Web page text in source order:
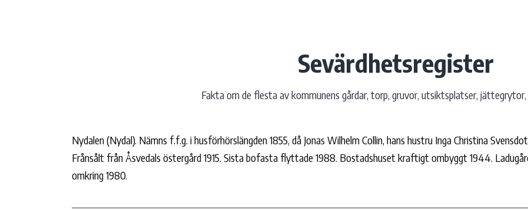
Sevärdhetsregister
Fakta om de flesta av kommunens gårdar, torp, gruvor, utsiktsplatser,
Nydalen (Nydal). Nämns f.f.g. i husförhörslängden 1855, då Jonas Wilhelm Collin, hans hustru Inga Christina
Frånsålt från Åsvedals östergård 1915. Sista bofasta flyttade 1988. Bostadshuset kraftigt ombyggt 1944.
omkring 1980.